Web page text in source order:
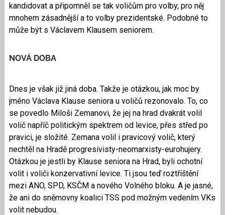
kandidovat a připomněl se tak voličům pro volby, pro něj
mnohem zásadnější a to volby prezidentské. Podobné to
může být s Václavem Klausem seniorem.
NOVÁ DOBA
Dnes je však již jiná doba. Takže je otázkou, jak moc by
jméno Václava Klause seniora u voličů rezonovalo. To, co
se povedlo Miloši Zemanovi, že jej na hrad dvakrát volil
volič napříč politickým spektrem od levice, přes střed po
pravici, je složité. Zemana volil i pravicový volič, který
nechtěl na Hradě progresivisty-neomarxisty-eurohujery.
Otázkou je jestli by Klause seniora na Hrad, byli ochotní
volit i voliči konzervativní levice. Ti jsou teď roztříštění
mezi ANO, SPD, KSČM a nového Volného bloku. A je jasné,
že ani do sněmovny koalici TSS pod možným vedením VKs
volit nebudou.